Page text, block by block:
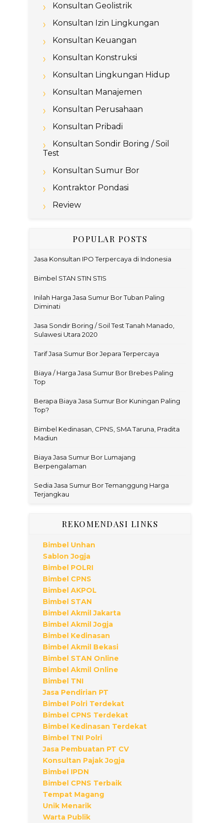
Konsultan Geolistrik
Konsultan Izin Lingkungan
Konsultan Keuangan
Konsultan Konstruksi
Konsultan Lingkungan Hidup
Konsultan Manajemen
Konsultan Perusahaan
Konsultan Pribadi
Konsultan Sondir Boring / Soil
Test
Konsultan Sumur Bor
Kontraktor Pondasi
Review
POPULAR POSTS
Jasa Konsultan IPO Terpercaya di Indonesia
Bimbel STAN STIN STIS
Inilah Harga Jasa Sumur Bor Tuban Paling
Diminati
Jasa Sondir Boring / Soil Test Tanah Manado,
Sulawesi Utara 2020
Tarif Jasa Sumur Bor Jepara Terpercaya
Biaya / Harga Jasa Sumur Bor Brebes Paling
Top
Berapa Biaya Jasa Sumur Bor Kuningan Paling
Top?
Bimbel Kedinasan, CPNS, SMA Taruna, Pradita
Madiun
Biaya Jasa Sumur Bor Lumajang
Berpengalaman
Sedia Jasa Sumur Bor Temanggung Harga
Terjangkau
REKOMENDASI LINKS
Bimbel Unhan
Sablon Jogja
Bimbel POLRI
Bimbel CPNS
Bimbel AKPOL
Bimbel STAN
Bimbel Akmil Jakarta
Bimbel Akmil Jogja
Bimbel Kedinasan
Bimbel Akmil Bekasi
Bimbel STAN Online
Bimbel Akmil Online
Bimbel TNI
Jasa Pendirian PT
Bimbel Polri Terdekat
Bimbel CPNS Terdekat
Bimbel Kedinasan Terdekat
Bimbel TNI Polri
Jasa Pembuatan PT CV
Konsultan Pajak Jogja
Bimbel IPDN
Bimbel CPNS Terbaik
Tempat Magang
Unik Menarik
Warta Publik